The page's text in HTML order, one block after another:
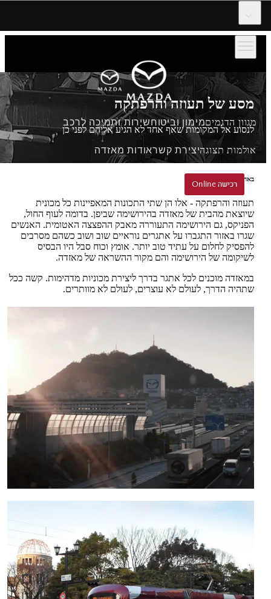
מגוון הדגמיםמימון וביטוחשירות ותמיכה לרכב
אולמות תצוגהיצירת קשראודות מאזדה
רכישה Online
מסע של תעוזה והרפתקה
לנסוע אל המקומות שאף אחד לא הגיע אליהם לפני כן
באהבה ובאומץ מהירושימה
תעוזה והרפתקה - אלו הן שתי התכונות המאפיינות כל מכונית
שיוצאת מהבית של מאזדה בהירושימה שביפן. בדומה לעוף החול,
הפניקס, גם הירושימה התעוררה מאבק ההפצצה האטומית. האנשים
שגרו באזור התגברו על אתגרים נוראיים שוב ושוב כשהם מסרבים
להפסיק לחלום על עתיד טוב יותר. אומץ וכוח סבל היו הבסיס
לשיקומה של הירושימה והם מקור ההשראה של מאזדה.
במאזדה מוכנים לכל אתגר בדרך ליצירת מכוניות מדהימות. קשה ככל
שתהיה הדרך, לעולם לא עוצרים, לעולם לא מוותרים.